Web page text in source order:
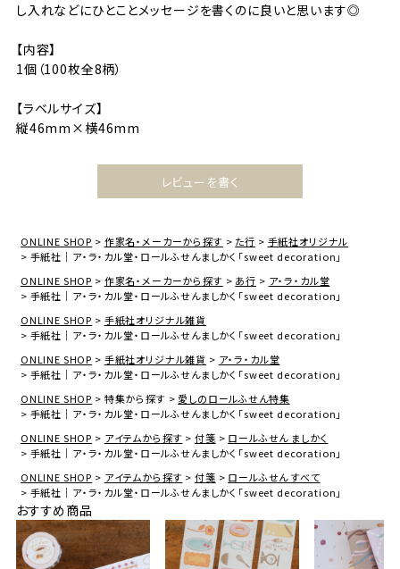
し入れなどにひとことメッセージを書くのに良いと思います◎
【内容】
1個（100枚全8柄）
【ラベルサイズ】
縦46mm×横46mm
レビューを書く
ONLINE SHOP 作家名・メーカーから探す た行
手紙社オリジナル
手紙社｜ア・ラ・カル堂・ロールふせんましかく「sweet decoration」
ONLINE SHOP
作家名・メーカーから探す あ行
ア・ラ・カル堂
手紙社｜ア・ラ・カル堂・ロールふせんましかく「sweet decoration」
ONLINE SHOP
手紙社オリジナル雑貨
手紙社｜ア・ラ・カル堂・ロールふせんましかく「sweet decoration」
ONLINE SHOP
手紙社オリジナル雑貨
ア・ラ・カル堂
手紙社｜ア・ラ・カル堂・ロールふせんましかく「sweet decoration」
ONLINE SHOP
特集から探す
愛しのロールふせん特集
手紙社｜ア・ラ・カル堂・ロールふせんましかく「sweet decoration」
ONLINE SHOP
アイテムから探す 付箋
ロールふせん ましかく
手紙社｜ア・ラ・カル堂・ロールふせんましかく「sweet decoration」
ONLINE SHOP
アイテムから探す 付箋
ロールふせん すべて
手紙社｜ア・ラ・カル堂・ロールふせんましかく「sweet decoration」
おすすめ商品